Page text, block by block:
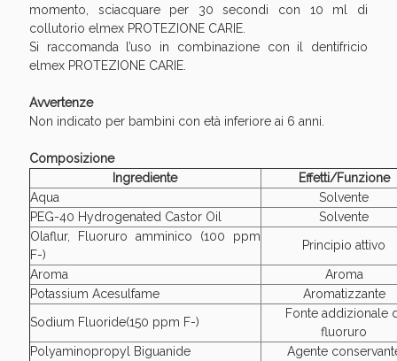
momento, sciacquare per 30 secondi con 10 ml di
collutorio elmex PROTEZIONE CARIE.
Si raccomanda l’uso in combinazione con il dentifricio
elmex PROTEZIONE CARIE.
Avvertenze
Non indicato per bambini con età inferiore ai 6 anni.
Composizione
Ingrediente
Effetti/Funzione
Aqua
Solvente
PEG-40 Hydrogenated Castor Oil
Solvente
Olaflur, Fluoruro amminico (100 ppm
F-)
Principio attivo
Aroma
Aroma
Potassium Acesulfame
Aromatizzante
Sodium Fluoride(150 ppm F-)
Fonte addizionale
fluoruro
Polyaminopropyl Biguanide
Agente